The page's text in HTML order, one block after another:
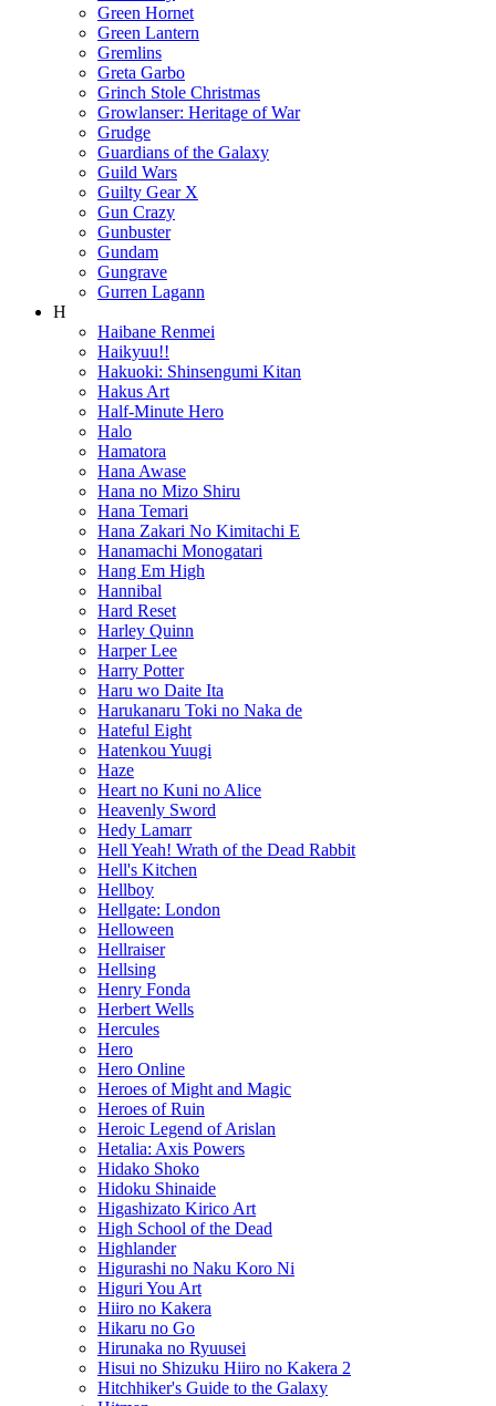
Green Hornet
Green Lantern
Gremlins
Greta Garbo
Grinch Stole Christmas
Growlanser: Heritage of War
Grudge
Guardians of the Galaxy
Guild Wars
Guilty Gear X
Gun Crazy
Gunbuster
Gundam
Gungrave
Gurren Lagann
H
Haibane Renmei
Haikyuu!!
Hakuoki: Shinsengumi Kitan
Hakus Art
Half-Minute Hero
Halo
Hamatora
Hana Awase
Hana no Mizo Shiru
Hana Temari
Hana Zakari No Kimitachi E
Hanamachi Monogatari
Hang Em High
Hannibal
Hard Reset
Harley Quinn
Harper Lee
Harry Potter
Haru wo Daite Ita
Harukanaru Toki no Naka de
Hateful Eight
Hatenkou Yuugi
Haze
Heart no Kuni no Alice
Heavenly Sword
Hedy Lamarr
Hell Yeah! Wrath of the Dead Rabbit
Hell's Kitchen
Hellboy
Hellgate: London
Helloween
Hellraiser
Hellsing
Henry Fonda
Herbert Wells
Hercules
Hero
Hero Online
Heroes of Might and Magic
Heroes of Ruin
Heroic Legend of Arislan
Hetalia: Axis Powers
Hidako Shoko
Hidoku Shinaide
Higashizato Kirico Art
High School of the Dead
Highlander
Higurashi no Naku Koro Ni
Higuri You Art
Hiiro no Kakera
Hikaru no Go
Hirunaka no Ryuusei
Hisui no Shizuku Hiiro no Kakera 2
Hitchhiker's Guide to the Galaxy